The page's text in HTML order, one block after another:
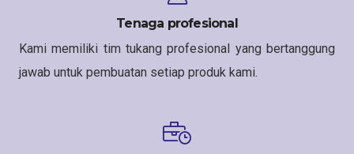
Tenaga profesional
Kami memiliki tim tukang profesional yang bertanggung
jawab untuk pembuatan setiap produk kami.